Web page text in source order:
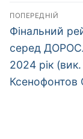
Навігація
записів
ПОПЕРЕДНІЙ
Попередній
запис:
Фінальний
серед
2024 рік (вик.
Ксенофонтов